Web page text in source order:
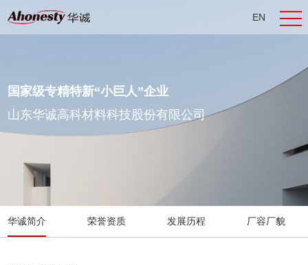
EN
国家级专精特新“小巨人”企业
山东华诚高科材料科技股份有限公司
华诚简介 荣誉资质 发展历程 厂容厂貌